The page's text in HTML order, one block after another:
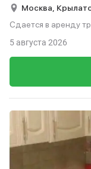
Москва,
Сдается в аренду
5 августа 2026